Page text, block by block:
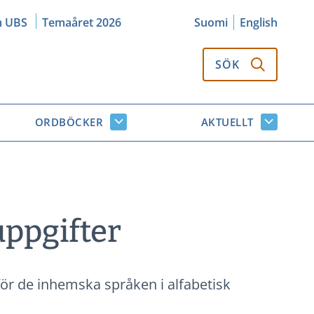
Temaåret 2026 Suomi English
SÖK
ORDBÖCKER
Ordböcker
undersidor
AKTUELLT
Aktuellt
de inhemska språken i alfabetisk